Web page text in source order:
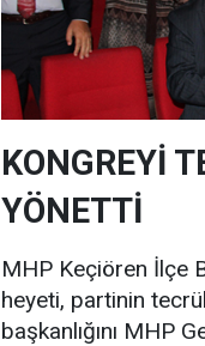
KONGREYİ
YÖNETTİ
MHP Keçiören İlçe
heyeti, partinin
başkanlığını MHP